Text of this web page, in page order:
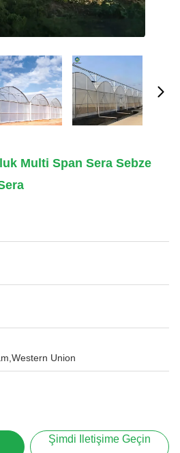
Multi Span Sera Sebze
Union
Şimdi Iletişime Geçin